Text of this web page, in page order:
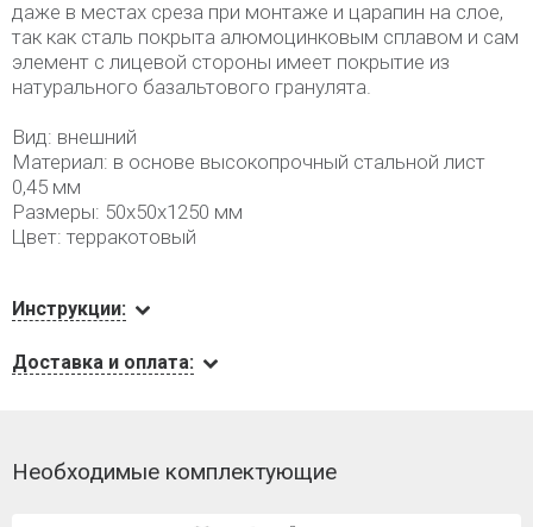
даже в местах среза при монтаже и царапин на слое,
так как сталь покрыта алюмоцинковым сплавом и сам
элемент с лицевой стороны имеет покрытие из
натурального базальтового гранулята.
Вид: внешний
Материал: в основе высокопрочный стальной лист
0,45 мм
Размеры: 50х50х1250 мм
Цвет: терракотовый
Инструкции:
Доставка и оплата:
Необходимые комплектующие